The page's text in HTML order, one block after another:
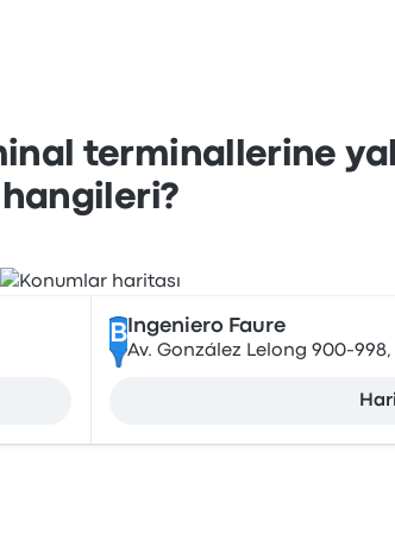
terminallerine
hangileri?
B Ingeniero Faure
Av. González Lelong 900-